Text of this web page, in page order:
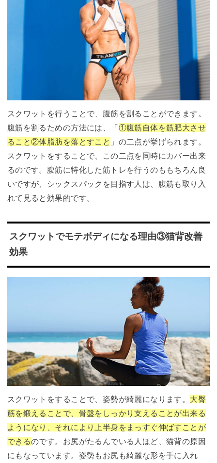
スクワットを行うことで、腹筋を割ることができます。
腹筋を割るための方法には、「①腹筋自体を筋肥大させ
ること②体脂肪を落とすこと 」の二点が挙げられます。
スクワットをすることで、この二点を同時にカバー出来
るのです。腹筋に特化した筋トレを行うのももちろん良
いですが、シックスパックを目指す人は、腹筋も取り入
れて見ると効果的です。
スクワットでモテボディになる理由③猫背改善
効果
スクワットをすることで、姿勢が綺麗になります。 大臀
筋を鍛えることで、骨盤をしっかり支えることが出来る
ようになり、それにより上半身をまっすぐ伸ばすことが
できるのです。お尻がたるんでいる人ほど、猫背の原因
にもなっています。姿勢もお尻も綺麗な形を手に入れ